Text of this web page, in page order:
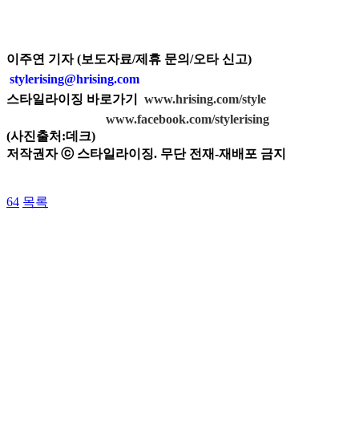
이주연 기자 (보도자료/제휴 문의/오타 신고)
stylerising@hrising.com
스타일라이징 바로가기 www.hrising.com/style
www.facebook.com/stylerising
(사진출처:데크)
저작권자 ⓒ 스타일라이징. 무단 전재-재배포 금지
64 목록